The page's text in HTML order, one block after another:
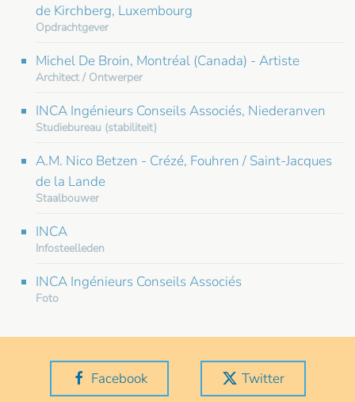
de Kirchberg, Luxembourg
Opdrachtgever
Michel De Broin, Montréal (Canada) - Artiste
Architect / Ontwerper
INCA Ingénieurs Conseils Associés, Niederanven
Studiebureau (stabiliteit)
A.M. Nico Betzen - Crézé, Fouhren / Saint-Jacques
de la Lande
Staalbouwer
INCA
Infosteelleden
INCA Ingénieurs Conseils Associés
Foto
Facebook Twitter